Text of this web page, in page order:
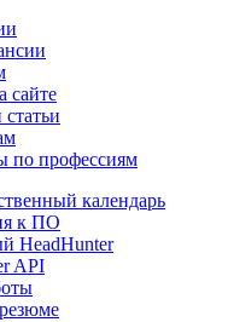
сайте
по профессиям
календарь
к ПО
HeadHunter
API